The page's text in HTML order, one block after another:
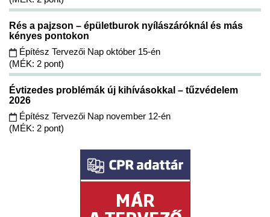
Rés a pajzson – épületburok nyílászáróknál és más
kényes pontokon
Építész Tervezői Nap október 15-én
(MÉK: 2 pont)
Évtizedes problémák új kihívásokkal – tűzvédelem
2026
Építész Tervezői Nap november 12-én
(MÉK: 2 pont)